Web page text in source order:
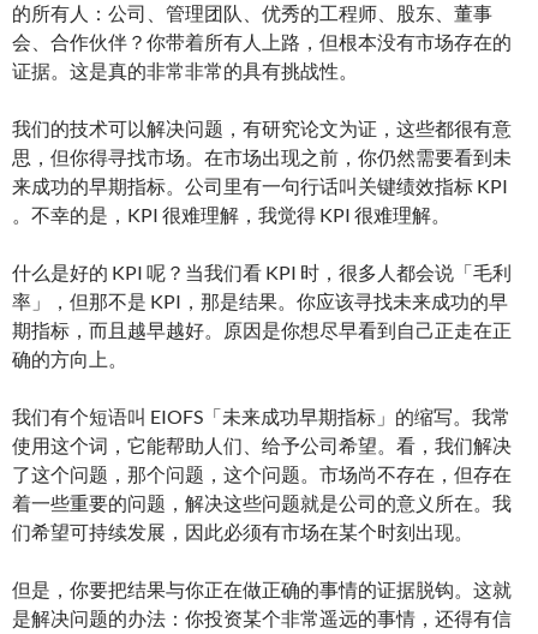
的所有人：公司、管理团队、优秀的工程师、股东、董事
会、合作伙伴？你带着所有人上路，但根本没有市场存在的
证据。这是真的非常非常的具有挑战性。
我们的技术可以解决问题，有研究论文为证，这些都很有意
思，但你得寻找市场。在市场出现之前，你仍然需要看到未
来成功的早期指标。公司里有一句行话叫关键绩效指标 KPI
。不幸的是，KPI 很难理解，我觉得 KPI 很难理解。
什么是好的 KPI 呢？当我们看 KPI 时，很多人都会说「毛利
率」，但那不是 KPI，那是结果。你应该寻找未来成功的早
期指标，而且越早越好。原因是你想尽早看到自己正走在正
确的方向上。
我们有个短语叫 EIOFS「未来成功早期指标」的缩写。我常
使用这个词，它能帮助人们、给予公司希望。看，我们解决
了这个问题，那个问题，这个问题。市场尚不存在，但存在
着一些重要的问题，解决这些问题就是公司的意义所在。我
们希望可持续发展，因此必须有市场在某个时刻出现。
但是，你要把结果与你正在做正确的事情的证据脱钩。这就
是解决问题的办法：你投资某个非常遥远的事情，还得有信